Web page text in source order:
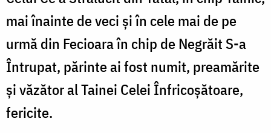
mai înainte de veci şi în cele mai de pe
urmă din Fecioara în chip de Negrăit S-a
Întrupat, părinte ai fost numit, preamărite
şi văzător al Tainei Celei Înfricoşătoare,
fericite.